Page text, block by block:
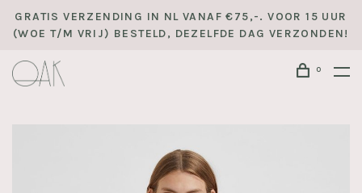
GRATIS VERZENDING IN NL VANAF €75,-. VOOR 15 UUR
(WOE T/M VRIJ) BESTELD, DEZELFDE DAG VERZONDEN!
0